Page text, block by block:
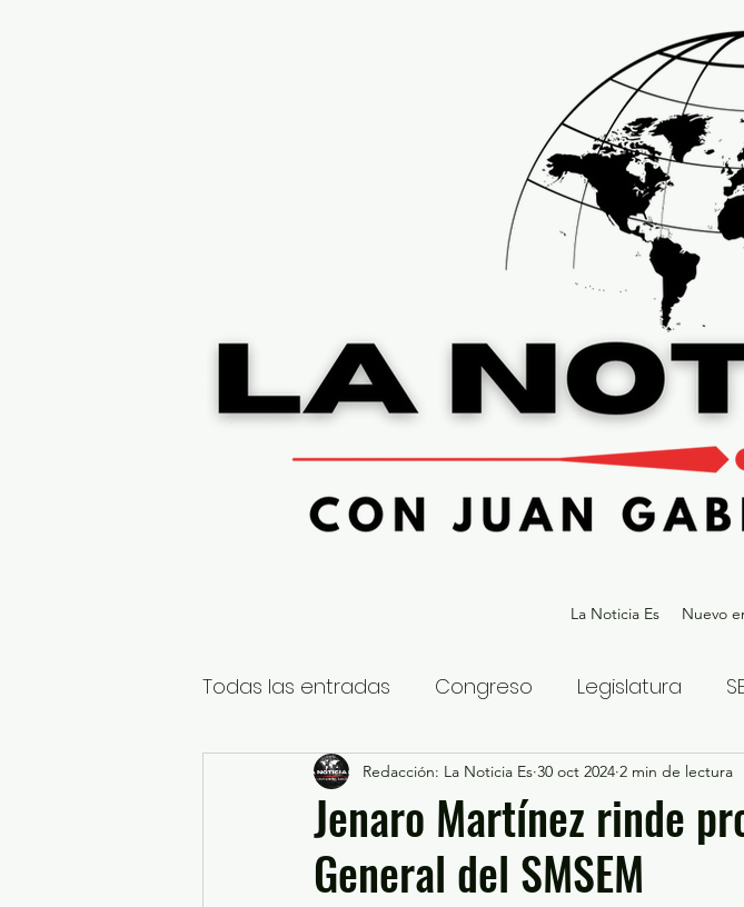
La Noticia Es Nuevo
Todas las entradas Congreso Legislatura
Nacional Estatal Gubernatura
Educación y Cultura Seguridad y Justicia
Jenaro Martínez rinde
General del SMSEM
Redacción: La Noticia Es 30 oct 2024 2 min de lectura